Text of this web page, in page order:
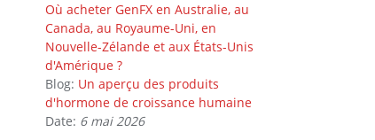
Où acheter GenFX en Australie, au
Canada, au Royaume-Uni, en
Nouvelle-Zélande et aux États-Unis
d'Amérique ?
Blog: Un aperçu des produits
d'hormone de croissance humaine
Date: 6 mai 2026